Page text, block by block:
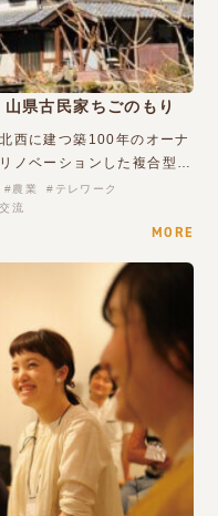
山県古民家ちごのもり
西に建つ築100年のオーナ
ノベーションした複合型…
農業
テレワーク
流
MORE